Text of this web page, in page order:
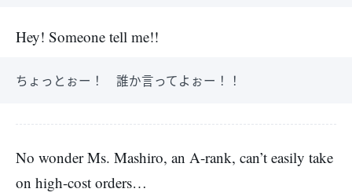
Hey! Someone tell me!!
ちょっとぉー！ 誰か言ってよぉー！！
No wonder Ms. Mashiro, an A-rank, can’t easily take
on high-cost orders…